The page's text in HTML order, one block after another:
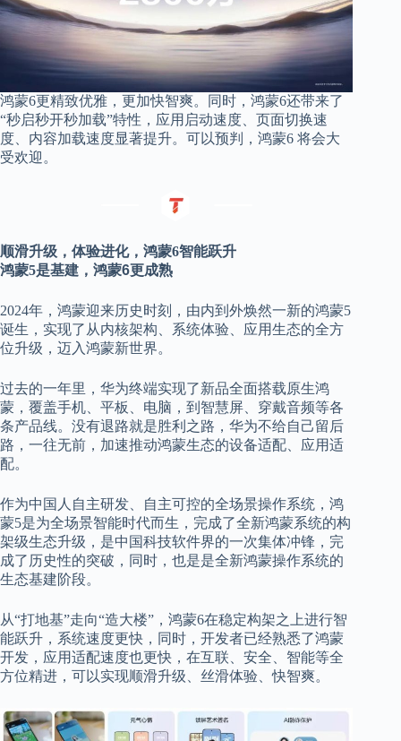
鸿蒙6更精致优雅，更加快智爽。同时，鸿蒙6还带来了
“秒启秒开秒加载”特性，应用启动速度、页面切换速
度、内容加载速度显著提升。可以预判，鸿蒙6 将会大
受欢迎。
顺滑升级，体验进化，鸿蒙6智能跃升
鸿蒙5是基建，鸿蒙6更成熟
2024年，鸿蒙迎来历史时刻，由内到外焕然一新的鸿蒙5
诞生，实现了从内核架构、系统体验、应用生态的全方
位升级，迈入鸿蒙新世界。
过去的一年里，华为终端实现了新品全面搭载原生鸿
蒙，覆盖手机、平板、电脑，到智慧屏、穿戴音频等各
条产品线。没有退路就是胜利之路，华为不给自己留后
路，一往无前，加速推动鸿蒙生态的设备适配、应用适
配。
作为中国人自主研发、自主可控的全场景操作系统，鸿
蒙5是为全场景智能时代而生，完成了全新鸿蒙系统的构
架级生态升级，是中国科技软件界的一次集体冲锋，完
成了历史性的突破，同时，也是是全新鸿蒙操作系统的
生态基建阶段。
从“打地基”走向“造大楼” ，鸿蒙6在稳定构架之上进行智
能跃升，系统速度更快，同时，开发者已经熟悉了鸿蒙
开发，应用适配速度也更快，在互联、安全、智能等全
方位精进，可以实现顺滑升级、丝滑体验、快智爽。